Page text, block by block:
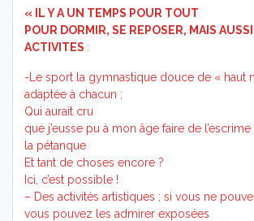
« IL Y A UN TEMPS POUR TOUT
POUR DORMIR, SE REPOSER, MAIS
ACTIVITES :
-Le sport la gymnastique douce de « haut
adaptée à chacun ;
Qui aurait cru
que j’eusse pu à mon âge faire de
la pétanque
Et tant de choses encore ?
Ici, c’est possible !
– Des activités artistiques ; si vous ne
vous pouvez les admirer exposées